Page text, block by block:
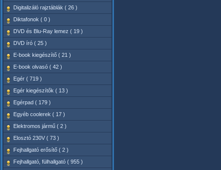
Digitalizáló rajztáblák ( 26 )
Diktafonok ( 0 )
DVD és Blu-Ray lemez ( 19 )
DVD író ( 25 )
E-book kiegészítő ( 21 )
E-book olvasó ( 42 )
Egér ( 719 )
Egér kiegészítők ( 13 )
Egérpad ( 179 )
Egyéb coolerek ( 17 )
Elektromos jármű ( 2 )
Elosztó 230V ( 73 )
Fejhallgató erősítő ( 2 )
Fejhallgató, fülhallgató ( 955 )